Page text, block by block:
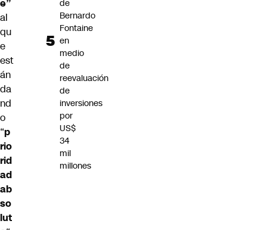
e”
al
qu
e
est
án
da
nd
o
“p
rio
rid
ad
ab
so
lut
de
Bernardo
Fontaine
en
medio
de
reevaluación
de
inversiones
por
US$
34
mil
millones